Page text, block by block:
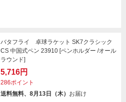
バタフライ 卓球ラケット SK7クラシック
CS 中国式ペン 23910 [ペンホルダー /オール
ラウンド]
5,716円
286ポイント
送料無料、8月13日（木） お届け